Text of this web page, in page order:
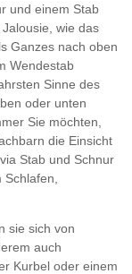
und einem Stab
wie das
Ganzes nach oben
Wendestab
Sinne des
oder unten
Sie möchten,
die Einsicht
Stab und Schnur
sie sich von
auch
Kurbel oder einem